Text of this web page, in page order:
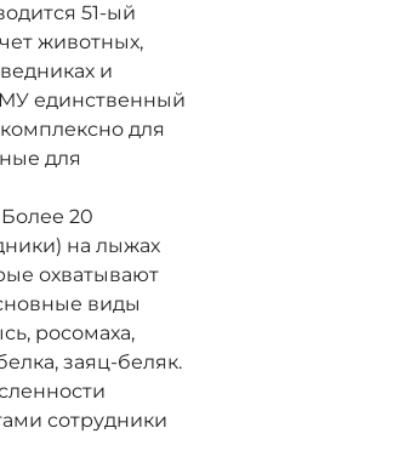
51-ый
животных,
и
единственный
для
для
20
на лыжах
охватывают
виды
росомаха,
заяц-беляк.
сотрудники